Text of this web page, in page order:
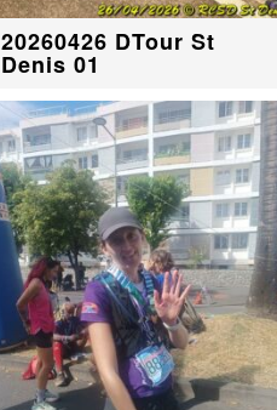
20260426 DTour St
Denis 01